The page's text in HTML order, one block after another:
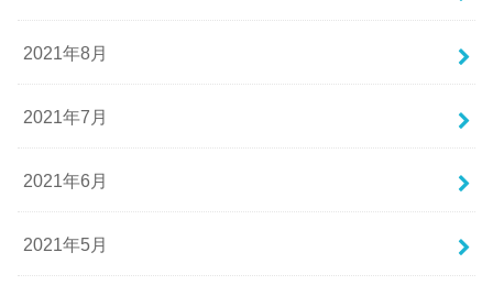
2021年8月
2021年7月
2021年6月
2021年5月